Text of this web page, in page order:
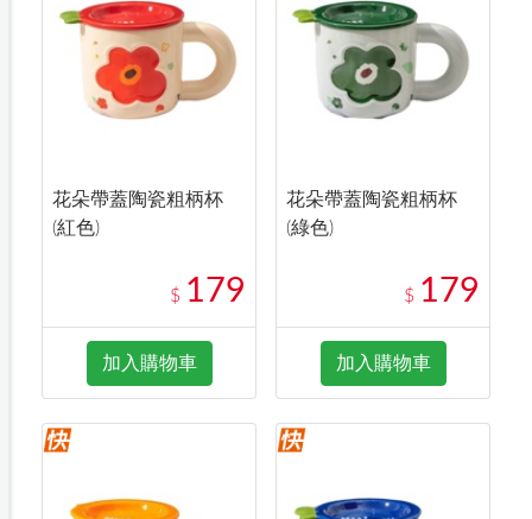
花朵帶蓋陶瓷粗柄杯
(紅色)
$ 179
加入購物車
花朵帶蓋陶瓷粗柄杯
(綠色)
$ 179
加入購物車